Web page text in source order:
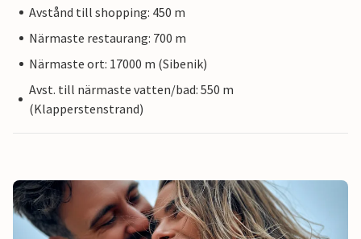
Avstånd till shopping: 450 m
Närmaste restaurang: 700 m
Närmaste ort: 17000 m (Sibenik)
Avst. till närmaste vatten/bad: 550 m
(Klapperstenstrand)